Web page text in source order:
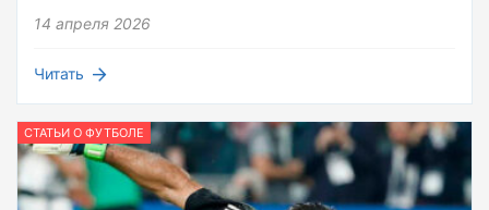
14 апреля 2026
Читать
СТАТЬИ О ФУТБОЛЕ